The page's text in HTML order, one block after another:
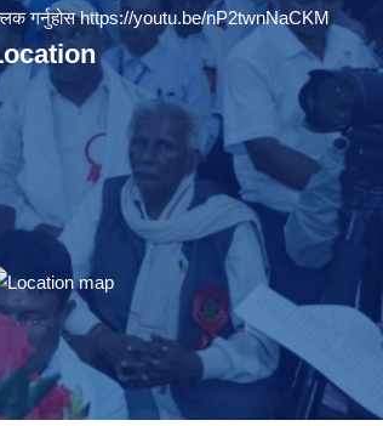
गर्नुहोसhttps://youtu.be/nP2twnNaCKM